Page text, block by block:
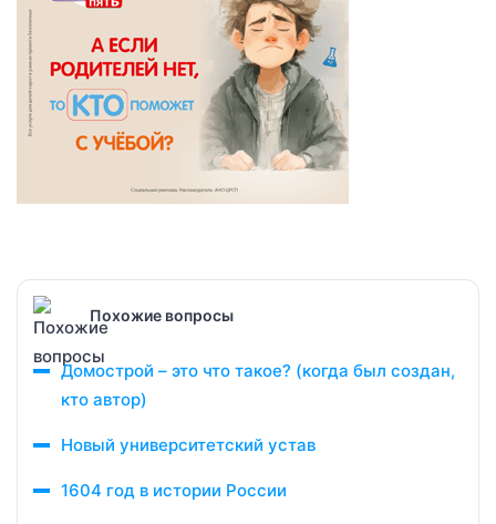
Похожие вопросы
Домострой – это что такое? (когда был создан,
кто автор)
Новый университетский устав
1604 год в истории России